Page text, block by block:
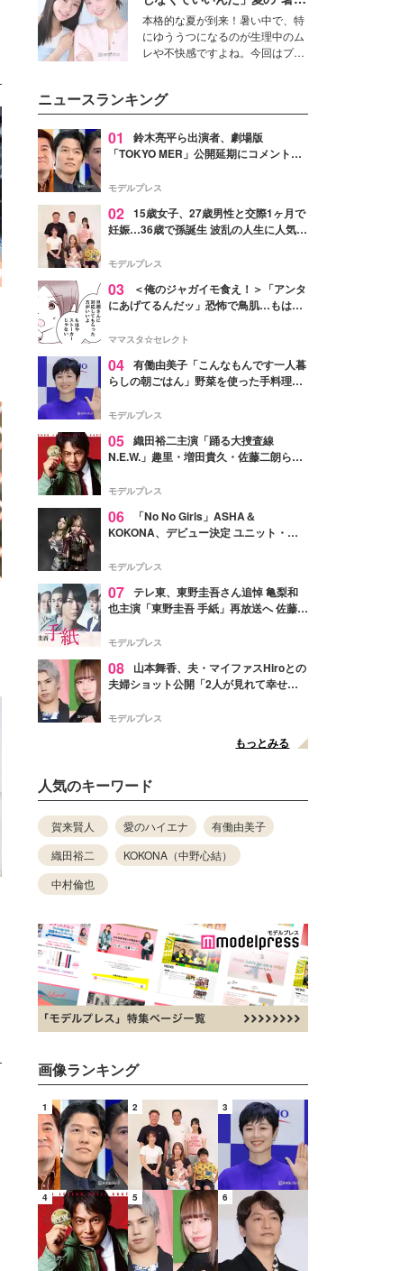
めて注目する人が増えている様
子。今回は、そんな憧れの艶やか
な髪を日常で叶える、美容好きの
女性たちのヘアケア事情を紹介し
対策”の新しい選択肢とは？
本格的な夏が到来！暑い中で、特
にゆううつになるのが生理中のム
レや不快感ですよね。今回はプラ
好さんを迎えて本音で女子会トー
ク。猛暑のお出かけを快適に過ご
すヒントや、2人が感動した夏の
生理の新常識にも迫りました。
ニュースランキング
01
鈴木亮平ら出演者、劇場版
「TOKYO MER」公開延期にコメント
最大の敬意とエールを」
モデルプレス
02 15歳女子、27歳男性と交際1ヶ月で
妊娠…36歳で孫誕生 波乱の人生に人気タ
よ！」
モデルプレス
03
＜俺のジャガイモ食え！＞「アンタ
にあげてるんだッ」恐怖で鳥肌…もはや
ママスタ☆セレクト
04 有働由美子「こんなもんです一人暮
らしの朝ごはん」野菜を使った手料理公
そう」と反響
モデルプレス
05 織田裕二主演「踊る大捜査線
N.E.W.」趣里・増田貴久・佐藤二朗ら新
徴する“謎のキーワード”も
モデルプレス
06
「No No Girls」ASHA＆
KOKONA、デビュー決定 ユニット・
リリースへ
モデルプレス
07 テレ東、東野圭吾さん追悼 亀梨和
也主演「東野圭吾 手紙」再放送へ 佐藤隆
モデルプレス
08
山本舞香、夫・マイファスHiroとの
夫婦ショット公開「2人が見れて幸せ」
モデルプレス
もっとみる
人気のキーワード
賀来賢人 愛のハイエナ
有働由美子
織田裕二
KOKONA（中野心結）
中村倫也
画像ランキング
1 2 3
4 5 6